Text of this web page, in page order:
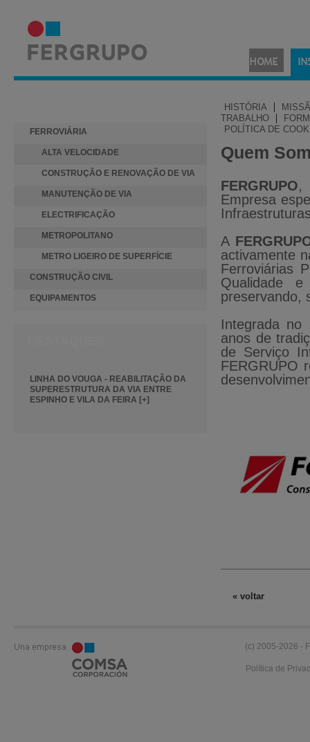
HOME
FERROVIÁRIA
ALTA VELOCIDADE
CONSTRUÇÃO E RENOVAÇÃO DE VIA
MANUTENÇÃO DE VIA
ELECTRIFICAÇÃO
METROPOLITANO
METRO LIGEIRO DE SUPERFÍCIE
CONSTRUÇÃO CIVIL
EQUIPAMENTOS
LINHA DO VOUGA - REABILITAÇÃO DA
SUPERESTRUTURA DA VIA ENTRE
ESPINHO E VILA DA FEIRA [+]
HISTÓRIA |
TRABALHO
|
POLÍTICA DE
Quem
FERGRUPO,
Empresa
A
activamente
Ferroviárias
Qualidade
preservando,
Integrada no
anos de
de Serviço
FERGRUPO
« voltar
(c) 2005-2026 -
Política de